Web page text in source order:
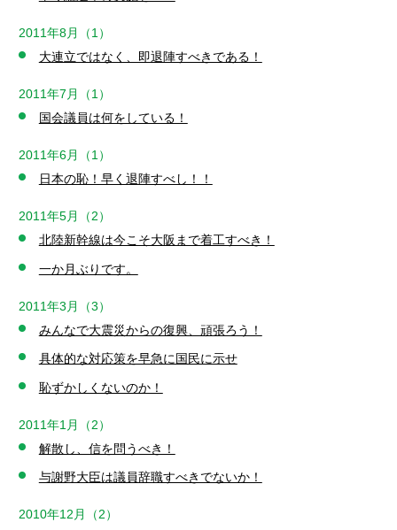
2011年8月（1）
大連立ではなく、即退陣すべきである！
2011年7月（1）
国会議員は何をしている！
2011年6月（1）
日本の恥！早く退陣すべし！！
2011年5月（2）
北陸新幹線は今こそ大阪まで着工すべき！
一か月ぶりです。
2011年3月（3）
みんなで大震災からの復興、頑張ろう！
具体的な対応策を早急に国民に示せ
恥ずかしくないのか！
2011年1月（2）
解散し、信を問うべき！
与謝野大臣は議員辞職すべきでないか！
2010年12月（2）